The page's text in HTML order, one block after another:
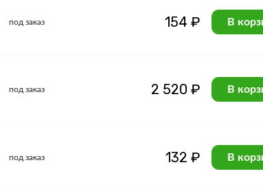
под заказ 154 ₽ В
под заказ 2 520 ₽ В
под заказ 132 ₽ В